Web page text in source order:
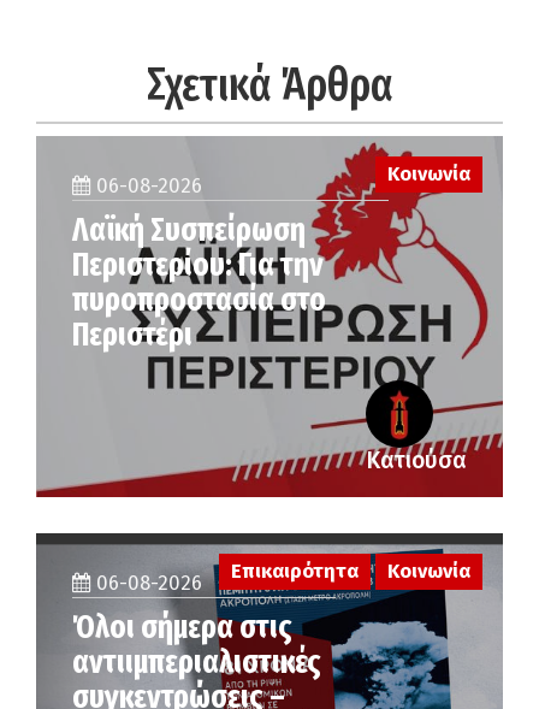
Σχετικά Άρθρα
Κοινωνία
06-08-2026
Λαϊκή Συσπείρωση
Περιστερίου: Για την
πυροπροστασία στο
Περιστέρι
Κατιούσα
06-08-2026
Όλοι σήμερα στις
αντιιμπεριαλιστικές
συγκεντρώσεις –
Επικαιρότητα Κοινωνία